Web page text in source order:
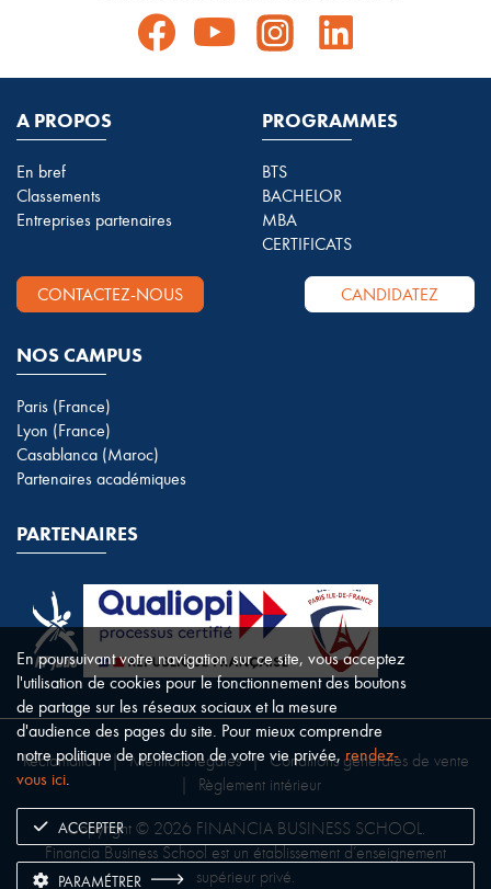
A PROPOS
En bref
Classements
Entreprises partenaires
PROGRAMMES
BTS
BACHELOR
MBA
CERTIFICATS
CONTACTEZ-NOUS CANDIDATEZ
NOS CAMPUS
Paris (France)
Lyon (France)
Casablanca (Maroc)
Partenaires académiques
PARTENAIRES
Copyright © 2026 FINANCIA BUSINESS SCHOOL.
Financia Business School est un établissement d’enseignement
supérieur privé.
Réclamation | Mentions légales | Conditions générales de vente
Règlement intérieur
En poursuivant votre navigation sur ce site, vous acceptez
l'utilisation de cookies pour le fonctionnement des boutons
de partage sur les réseaux sociaux et la mesure
d'audience des pages du site. Pour mieux comprendre
notre politique de protection de votre vie privée,rendez-
vous ici.
ACCEPTER
PARAMÉTRER